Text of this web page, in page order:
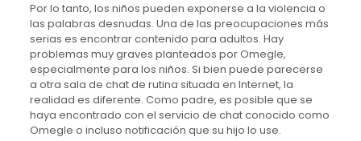
Por lo tanto, los niños pueden exponerse a la violencia o
las palabras desnudas. Una de las preocupaciones más
serias es encontrar contenido para adultos. Hay
problemas muy graves planteados por Omegle,
especialmente para los niños. Si bien puede parecerse
a otra sala de chat de rutina situada en Internet, la
realidad es diferente. Como padre, es posible que se
haya encontrado con el servicio de chat conocido como
Omegle o incluso notificación que su hijo lo use.